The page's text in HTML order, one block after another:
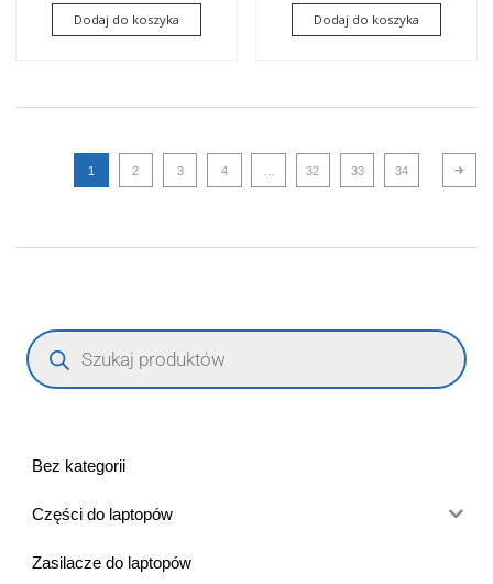
Dodaj do koszyka Dodaj do koszyka
1 2 3 4 32 33 34
Bez kategorii
Części do laptopów
Zasilacze do laptopów